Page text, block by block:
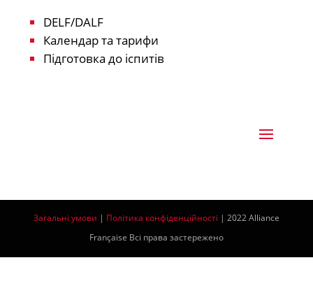
DELF/DALF
Календар та тарифи
Підготовка до іспитів
Загальні умови | Політика конфіденційності | 2022 Alliance
Française Всі права застережено